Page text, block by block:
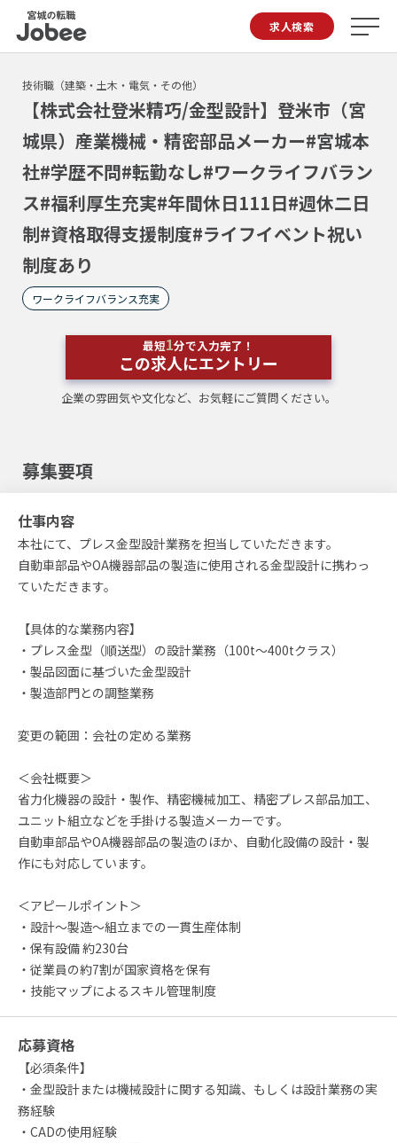
求人検索
技術職（建築・土木・電気・その他）
【株式会社登米精巧/金型設計】登米市（宮
城県）産業機械・精密部品メーカー#宮城本
社#学歴不問#転勤なし#ワークライフバラン
ス#福利厚生充実#年間休日111日#週休二日
制#資格取得支援制度#ライフイベント祝い
制度あり
ワークライフバランス充実
最短1分で入力完了！
この求人にエントリー
企業の雰囲気や文化など、お気軽にご質問ください。
募集要項
仕事内容
本社にて、プレス金型設計業務を担当していただきます。
自動車部品やOA機器部品の製造に使用される金型設計に携わっ
ていただきます。
【具体的な業務内容】
・プレス金型（順送型）の設計業務（100t～400tクラス）
・製品図面に基づいた金型設計
・製造部門との調整業務
変更の範囲：会社の定める業務
＜会社概要＞
省力化機器の設計・製作、精密機械加工、精密プレス部品加工、
ユニット組立などを手掛ける製造メーカーです。
自動車部品やOA機器部品の製造のほか、自動化設備の設計・製
作にも対応しています。
＜アピールポイント＞
・設計～製造～組立までの一貫生産体制
・保有設備 約230台
・従業員の約7割が国家資格を保有
・技能マップによるスキル管理制度
応募資格
【必須条件】
・金型設計または機械設計に関する知識、もしくは設計業務の実
務経験
・CADの使用経験